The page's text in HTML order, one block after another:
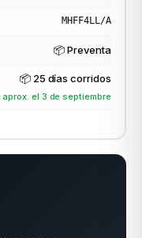
‎MHFF4LL/A
📦 Preventa
📦 25 días corridos
aprox. el 3 de septiembre